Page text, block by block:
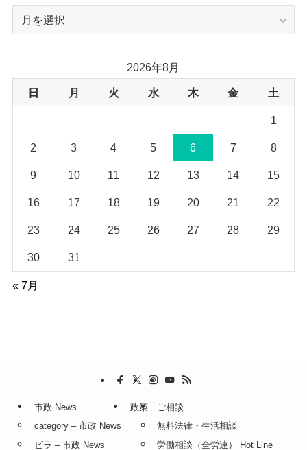
ブ
2026年8月
日 月 火 水 木 金 土
1
2 3 4 5 6 7 8
9 10 11 12 13 14 15
16 17 18 19 20 21 22
23 24 25 26 27 28 29
30 31
« 7月
市政 News
category – 市政 News
ビラ – 市政 News
政策
ご相談
無料法律・生活相談
労働相談（全労連） Hot Line